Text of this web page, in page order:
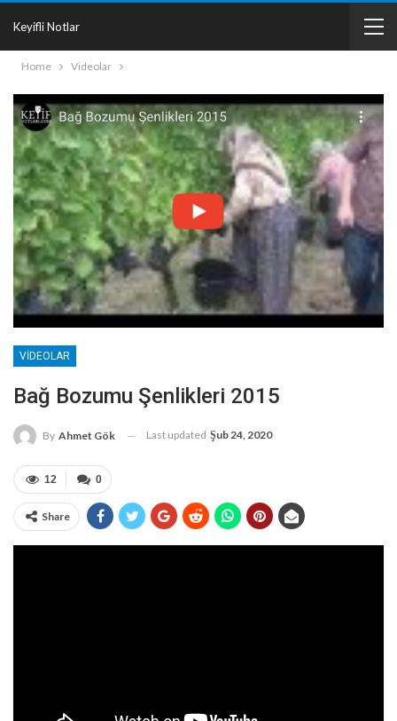
Keyifli Notlar
Home Videolar
VIDEOLAR
Bağ Bozumu Şenlikleri 2015
By Ahmet Gök Last updated Şub 24, 2020
0
12
Share